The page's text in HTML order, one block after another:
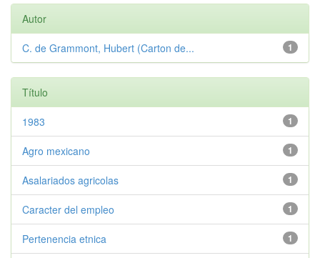
Autor
1
C. de Grammont, Hubert (Carton de...
Título
1
1983
1
Agro mexicano
1
Asalariados agricolas
1
Caracter del empleo
1
Pertenencia etnica